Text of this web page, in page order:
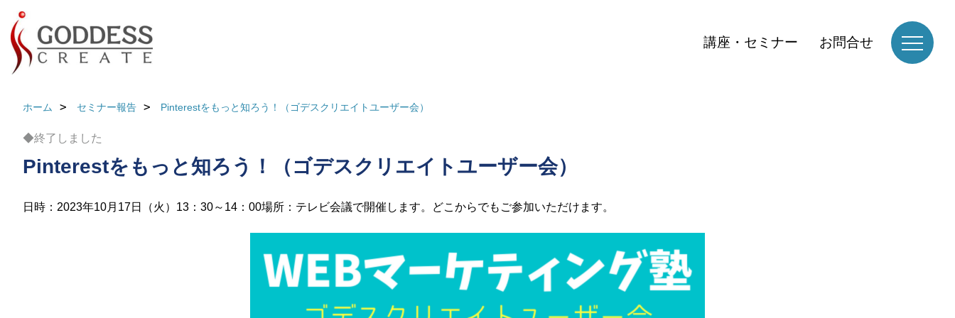
講座・セミナー お問合せ
ホーム セミナー報告 Pinterestをもっと知ろう！（ゴデスクリエイトユーザー会）
◆終了しました
Pinterestをもっと知ろう！（ゴデスクリエイトユーザー会）
日時：2023年10月17日（火）13：30～14：00場所：テレビ会議で開催します。どこからでもご参加いただけます。